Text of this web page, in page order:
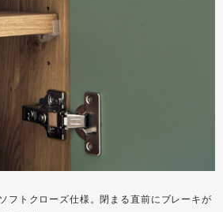
フトクローズ仕様。閉まる直前にブレーキが